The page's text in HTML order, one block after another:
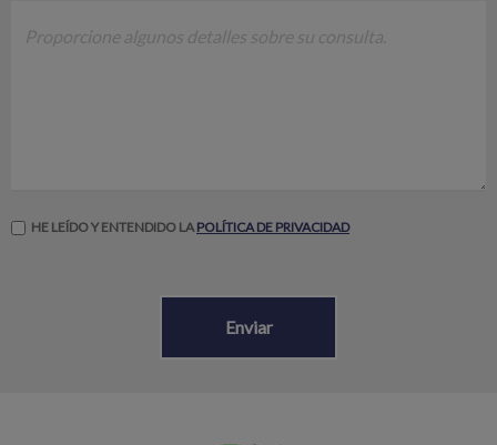
HE LEÍDO Y ENTENDIDO LAPOLÍTICA DE PRIVACIDAD